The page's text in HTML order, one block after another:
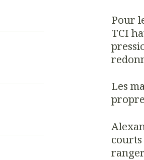
Pour
TCI
Les
courts